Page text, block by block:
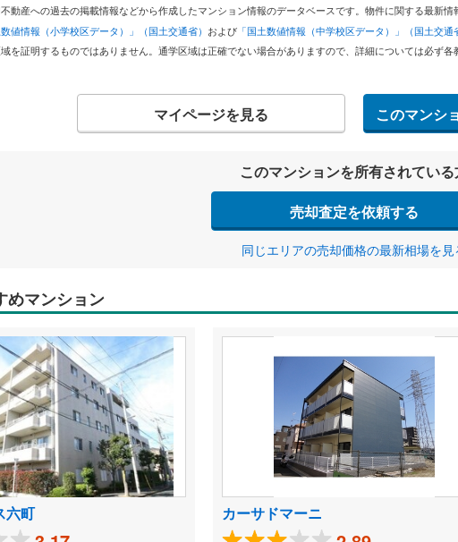
動産への過去の掲載情報などから作成したマンション情報のデータベースです。物件に関する最新情
数値情報（小学校区データ）」（国土交通省） および 「国土数値情報（中学校区データ）」（国土交通
を証明するものではありません。通学区域は正確でない場合がありますので、詳細については必ず各
マイページを見る このマンシ
このマンションを所有されてい
売却査定を依頼する
同じエリアの売却価格の最新相場を見
めマンション
六町 カーサドマーニ